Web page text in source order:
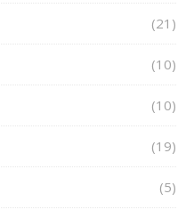
(21)
(10)
(10)
(19)
(5)